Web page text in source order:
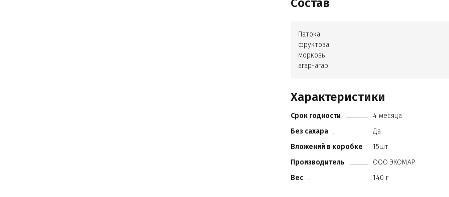
Состав
Патока
фруктоза
морковь
агар-агар
Характеристики
Срок годности
4 месяца
Без сахара
Да
Вложений в коробке
15шт
Производитель
ООО ЭКОМАР
Вес
140 г